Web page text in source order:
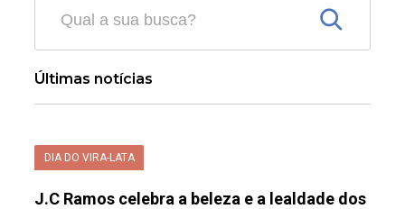
Últimas notícias
DIA DO VIRA-LATA
J.C Ramos celebra a beleza e a lealdade dos